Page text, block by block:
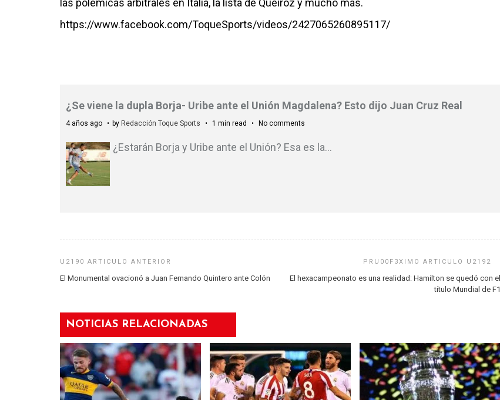
las polémicas arbitrales en Italia, la lista de Queiroz y mucho más.
https://www.facebook.com/ToqueSports/videos/2427065260895117/
¿Se viene la dupla Borja- Uribe ante el Unión Magdalena? Esto dijo Juan Cruz Real
4 años ago by Redacción Toque Sports 1 min read No comments
¿Estarán Borja y Uribe ante el Unión? Esa es la…
El Monumental ovacionó a Juan Fernando Quintero ante Colón
El hexacampeonato es una realidad: Hamilton se quedó con el
título Mundial de F1
NOTICIAS RELACIONADAS